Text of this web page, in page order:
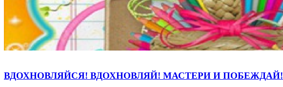
ВДОХНОВЛЯЙСЯ! ВДОХНОВЛЯЙ! МАСТЕРИ И ПОБЕЖДАЙ!